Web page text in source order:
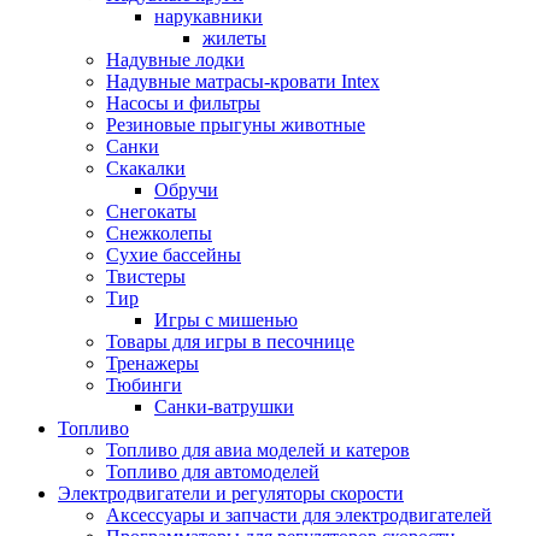
нарукавники
жилеты
Надувные лодки
Надувные матрасы-кровати Intex
Насосы и фильтры
Резиновые прыгуны животные
Санки
Скакалки
Обручи
Снегокаты
Снежколепы
Сухие бассейны
Твистеры
Тир
Игры с мишенью
Товары для игры в песочнице
Тренажеры
Тюбинги
Санки-ватрушки
Топливо
Топливо для авиа моделей и катеров
Топливо для автомоделей
Электродвигатели и регуляторы скорости
Аксессуары и запчасти для электродвигателей